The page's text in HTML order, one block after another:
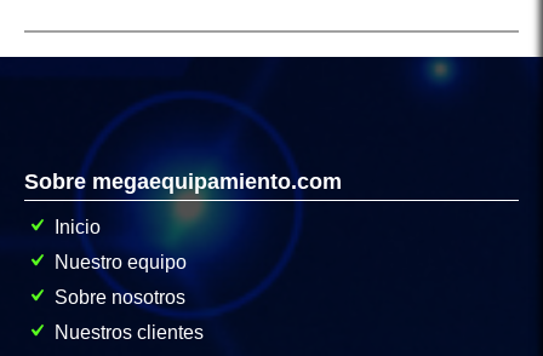
Sobre megaequipamiento.com
Inicio
Nuestro equipo
Sobre nosotros
Nuestros clientes